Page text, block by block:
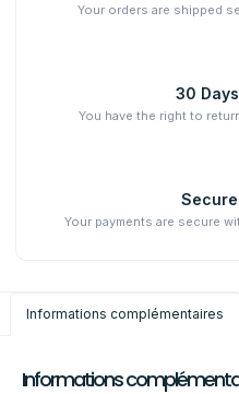
Your orders are shipped
30
You have the right to
Your payments are secure
Informations complémentaires
Informations